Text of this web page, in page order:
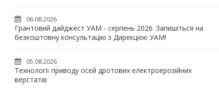
06.08.2026
Грантовий дайджест УАМ - серпень 2026. Запишіться на
безкоштовну консультацію з Дирекцією УАМ!
05.08.2026
Технології приводу осей дротових електроерозійних
верстатів